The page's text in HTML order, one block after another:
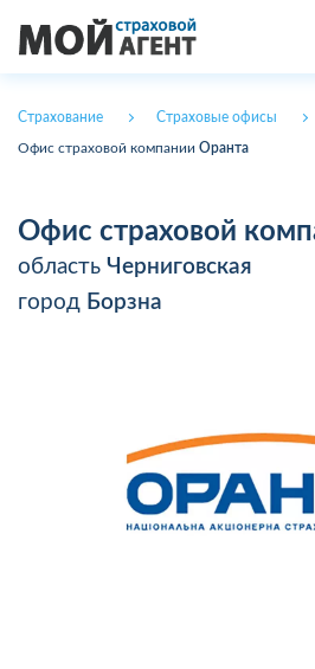
Страхование Страховые офисы
Офис страховой компании Оранта
Офис страховой
область Черниговская
город Борзна